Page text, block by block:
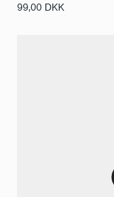
99,00 DKK